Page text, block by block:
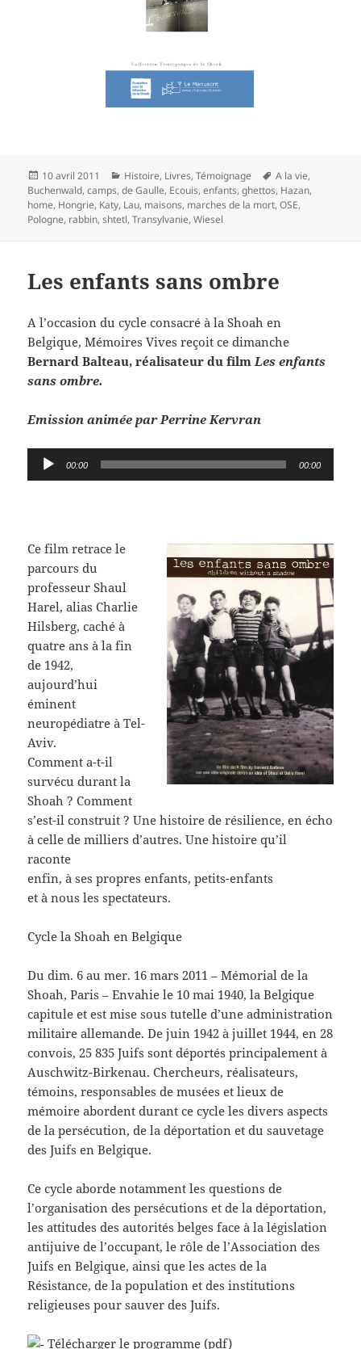
Publié
le
10 avril 2011 Catégories
Histoire, Livres,Témoignage
Mots-
clés
A la vie,
Buchenwald,camps,de Gaulle, Ecouis,enfants,ghettos, Hazan,
home, Hongrie, Katy, Lau, maisons, marches de la mort,OSE,
Pologne, rabbin,shtetl,Transylvanie,Wiesel
Les enfants sans ombre
A l’occasion du cycle consacré à la Shoah en
Belgique, Mémoires Vives reçoit ce dimanche
Bernard Balteau, réalisateur du film Les enfants
sans ombre.
Emission animée par Perrine Kervran
Lecteur00:00 00:00
Ce film retrace le
parcours du
professeur Shaul
Harel, alias Charlie
Hilsberg, caché à
quatre ans à la fin
de 1942,
aujourd’hui
éminent
neuropédiatre à Tel-
Aviv.
Comment a-t-il
survécu durant la
Shoah ? Comment
s’est-il construit ? Une histoire de résilience, en écho
à celle de milliers d’autres. Une histoire qu’il
raconte
enfin, à ses propres enfants, petits-enfants
et à nous les spectateurs.
Cycle la Shoah en Belgique
Du dim. 6 au mer. 16 mars 2011 – Mémorial de la
Shoah, Paris – Envahie le 10 mai 1940, la Belgique
capitule et est mise sous tutelle d’une administration
militaire allemande. De juin 1942 à juillet 1944, en 28
convois, 25 835 Juifs sont déportés principalement à
Auschwitz-Birkenau. Chercheurs, réalisateurs,
témoins, responsables de musées et lieux de
mémoire abordent durant ce cycle les divers aspects
de la persécution, de la déportation et du sauvetage
des Juifs en Belgique.
Ce cycle aborde notamment les questions de
l’organisation des persécutions et de la déportation,
les attitudes des autorités belges face à la législation
antijuive de l’occupant, le rôle de l’Association des
Juifs en Belgique, ainsi que les actes de la
Résistance, de la population et des institutions
religieuses pour sauver des Juifs.
Télécharger leprogramme (pdf)